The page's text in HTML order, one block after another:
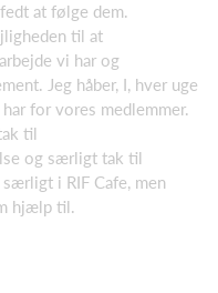
at følge dem.
til at
vi har og
Jeg håber, I, hver uge
for vores medlemmer.
til
og særligt tak til
i RIF Cafe, men
hjælp til.